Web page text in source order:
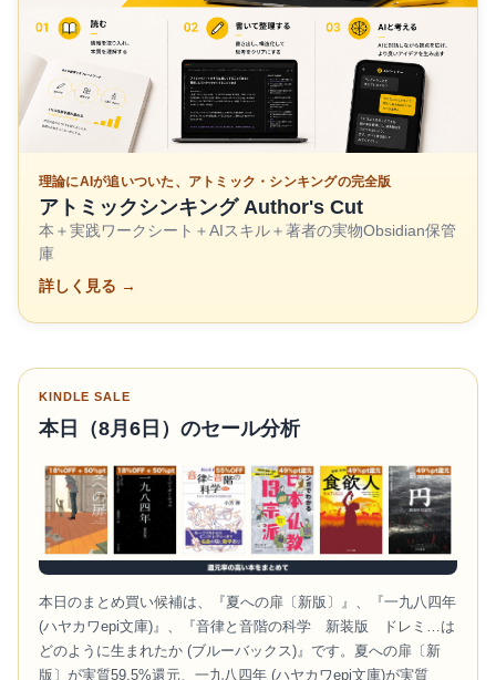
理論にAIが追いついた、アトミック・シンキングの完全版
アトミックシンキング Author's Cut
本＋実践ワークシート＋AIスキル＋著者の実物Obsidian保管
庫
詳しく見る →
KINDLE SALE
本日（8月6日）のセール分析
本日のまとめ買い候補は、『夏への扉〔新版〕』、『一九八四年
(ハヤカワepi文庫)』、『音律と音階の科学 新装版 ドレミ…は
どのように生まれたか (ブルーバックス)』です。夏への扉〔新
版〕が実質59.5%還元、一九八四年 (ハヤカワepi文庫)が実質